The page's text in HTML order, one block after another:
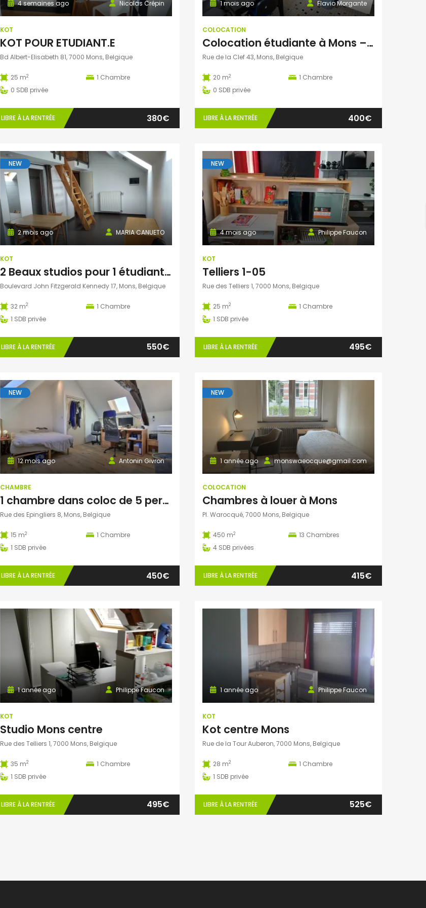
Nicolas Crépin
4 semaines ago
KOT
KOT POUR ETUDIANT.E
Bd Albert-Elisabeth 81, 7000 Mons, Belgique
25 m2 1 Chambre
0 SDB privée
LIBRE À LA RENTRÉE 380€
Flavio Morgante
1 mois ago
COLOCATION
Colocation étudiante à Mons – 2 chambres disponibles dès septembre 2026 !
Rue de la Clef 43, Mons, Belgique
20 m2 1 Chambre
0 SDB privée
LIBRE À LA RENTRÉE 400€
NEW
MARIA CANUETO
2 mois ago
KOT
2 Beaux studios pour 1 étudiante/e non domicilié/e à Mons
Boulevard John Fitzgerald Kennedy 17, Mons, Belgique
32 m2 1 Chambre
1 SDB privée
LIBRE À LA RENTRÉE 550€
NEW
Philippe Faucon
4 mois ago
KOT
Telliers 1-05
Rue des Telliers 1, 7000 Mons, Belgique
25 m2 1 Chambre
1 SDB privée
LIBRE À LA RENTRÉE 495€
NEW
Antonin Givron
12 mois ago
CHAMBRE
1 chambre dans coloc de 5 personnes à Mons
Rue des Epingliers 8, Mons, Belgique
15 m2 1 Chambre
1 SDB privée
LIBRE À LA RENTRÉE 450€
NEW
monswaeocque@gmail.com
1 année ago
COLOCATION
Chambres à louer à Mons
Pl. Warocqué, 7000 Mons, Belgique
450 m2 13 Chambres
4 SDB privées
LIBRE À LA RENTRÉE 415€
Philippe Faucon
1 année ago
KOT
Studio Mons centre
Rue des Telliers 1, 7000 Mons, Belgique
35 m2 1 Chambre
1 SDB privée
LIBRE À LA RENTRÉE 495€
Philippe Faucon
1 année ago
KOT
Kot centre Mons
Rue de la Tour Auberon, 7000 Mons, Belgique
28 m2 1 Chambre
1 SDB privée
LIBRE À LA RENTRÉE 525€